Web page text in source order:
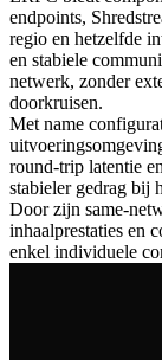
endpoints,
regio en hetzelfde
en stabiele
netwerk, zonder
doorkruisen.
Met name
round-trip latentie
stabieler gedrag bij
Door zijn same-
inhaalprestaties en
enkel individuele